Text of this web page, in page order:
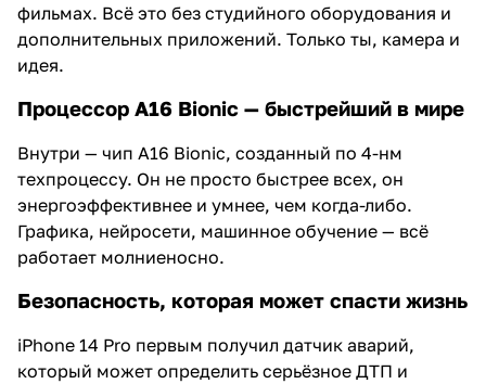
фильмах. Всё это без студийного оборудования и
дополнительных приложений. Только ты, камера и
идея.
Процессор A16 Bionic — быстрейший в мире
Внутри — чип A16 Bionic, созданный по 4-нм
техпроцессу. Он не просто быстрее всех, он
энергоэффективнее и умнее, чем когда-либо.
Графика, нейросети, машинное обучение — всё
работает молниеносно.
Безопасность, которая может спасти жизнь
iPhone 14 Pro первым получил датчик аварий,
который может определить серьёзное ДТП и